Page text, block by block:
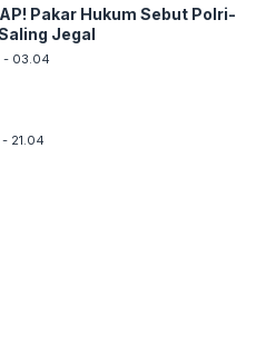
Pakar Hukum Sebut Polri-
Jegal
03.04
21.04